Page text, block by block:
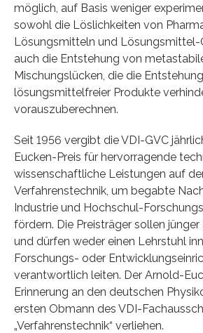
möglich, auf Basis weniger
sowohl die Löslichkeiten von
Lösungsmitteln und Lösungsmittel-
auch die Entstehung von
Mischungslücken, die die
lösungsmittelfreier Produkte
vorauszuberechnen.
Seit 1956 vergibt die VDI-GVC
Eucken-Preis für hervorragende
wissenschaftliche Leistungen auf
Verfahrenstechnik, um begabte
Industrie und Hochschul-
fördern. Die Preisträger sollen jünger
und dürfen weder einen Lehrstuhl
Forschungs- oder
verantwortlich leiten. Der Arnold-
Erinnerung an den deutschen
ersten Obmann des VDI-
„Verfahrenstechnik“ verliehen.